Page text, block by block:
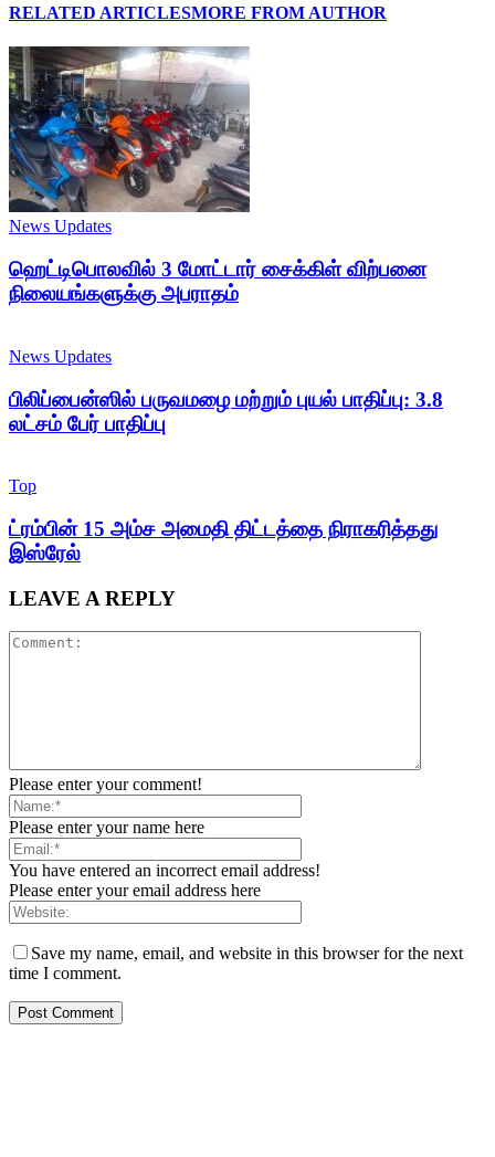
RELATED ARTICLESMORE FROM AUTHOR
News Updates
ஹெட்டிபொலவில் 3 மோட்டார் சைக்கிள் விற்பனை
நிலையங்களுக்கு அபராதம்
News Updates
பிலிப்பைன்ஸில் பருவமழை மற்றும் புயல் பாதிப்பு: 3.8
லட்சம் பேர் பாதிப்பு
Top
ட்ரம்பின் 15 அம்ச அமைதி திட்டத்தை நிராகரித்தது
இஸ்ரேல்
LEAVE A REPLY
Please enter your comment!
Please enter your name here
You have entered an incorrect email address!
Please enter your email address here
Save my name, email, and website in this browser for the next
time I comment.